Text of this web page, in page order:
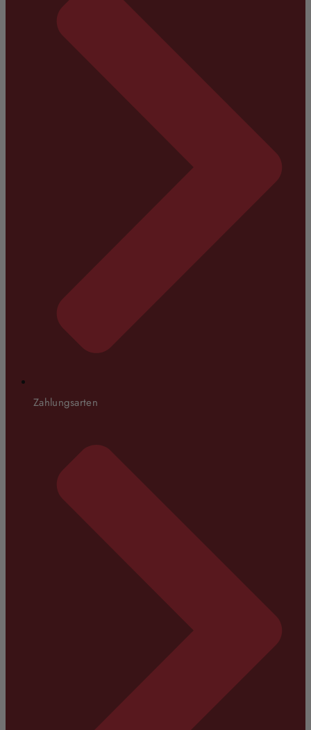
Zahlungsarten